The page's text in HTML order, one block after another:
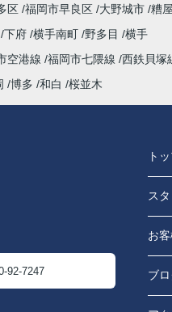
区 福岡市早良区 大野城市 糟
下府 横手南町 野多目
横手
空港線 福岡市七隈線 西鉄貝塚
博多 和白 桜並木
92-7247
ト
ス
お
ブ